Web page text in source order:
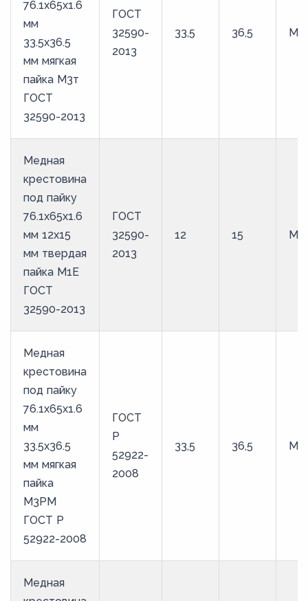
76.1х65х1.6
мм
33.5х36.5
мм мягкая
пайка М3т
ГОСТ
32590-2013
ГОСТ
32590-
2013
33,5 36,5
Медная
крестовина
под пайку
76.1х65х1.6
мм 12х15
мм твердая
пайка М1Е
ГОСТ
32590-2013
ГОСТ
32590-
2013
12 15
Медная
крестовина
под пайку
76.1х65х1.6
мм
33.5х36.5
мм мягкая
пайка
М3РМ
ГОСТ Р
52922-2008
ГОСТ
Р
52922-
2008
33,5 36,5
Медная